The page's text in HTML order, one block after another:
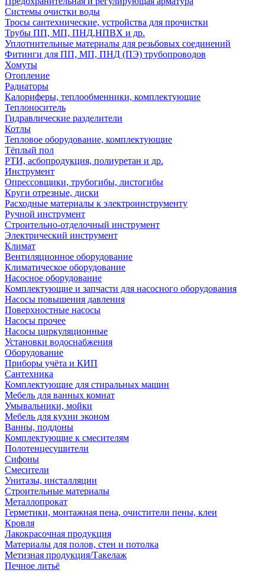
Системы очистки воды
Тросы сантехнические, устройства для прочистки
Трубы ПП, МП, ПНД,НПВХ и др.
Уплотнительные материалы для резьбовых соединений
Фитинги для ПП, МП, ПНД (ПЭ) трубопроводов
Хомуты
Отопление
Радиаторы
Калориферы, теплообменники, комплектующие
Теплоноситель
Гидравлические разделители
Котлы
Тепловое оборудование, комплектующие
Тёплый пол
РТИ, асбопродукция, полиуретан и др.
Инструмент
Опрессовщики, трубогибы, листогибы
Круги отрезные, диски
Расходные материалы к электроинструменту
Ручной инструмент
Строительно-отделочный инструмент
Электрический инструмент
Климат
Вентиляционное оборудование
Климатическое оборудование
Насосное оборудование
Комплектующие и запчасти для насосного оборудования
Насосы повышения давления
Поверхностные насосы
Насосы прочее
Насосы циркуляционные
Установки водоснабжения
Оборудование
Приборы учёта и КИП
Сантехника
Комплектующие для стиральных машин
Мебель для ванных комнат
Умывальники, мойки
Мебель для кухни эконом
Ванны, поддоны
Комплектующие к смесителям
Полотенцесушители
Сифоны
Смесители
Унитазы, инсталляции
Строительные материалы
Металлопрокат
Герметики, монтажная пена, очистители пены, клеи
Кровля
Лакокрасочная продукция
Материалы для полов, стен и потолка
Метизная продукция/Такелаж
Печное литьё